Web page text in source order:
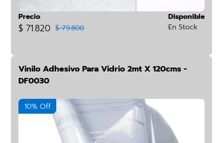
Precio
$ 71.820 $ 79.800
Disponible
En Stock
Vinilo Adhesivo Para Vidrio 2mt X 120cms -
DF0030
10% Off